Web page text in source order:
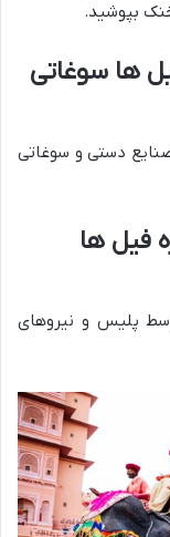
بپوشید.
ها سوغاتی
دستی و سوغاتی
فیل ها
پلیس و نیروهای